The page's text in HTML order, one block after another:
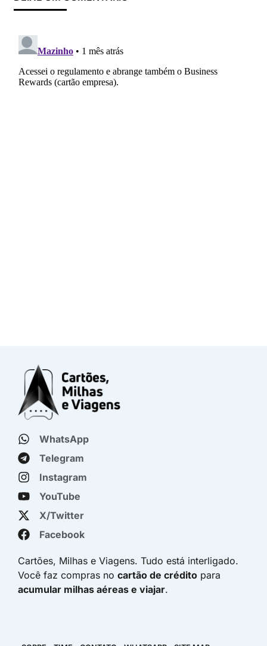
WhatsApp
Telegram
Instagram
YouTube
X/Twitter
Facebook
Cartões, Milhas e Viagens. Tudo está interligado.
Você faz compras no cartão de crédito para
acumular milhas aéreas e viajar.